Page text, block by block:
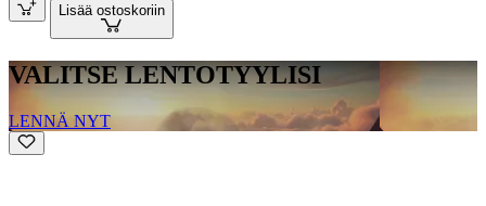
Lisää ostoskoriin
VALITSE LENTOTYYLISI
LENNÄ NYT